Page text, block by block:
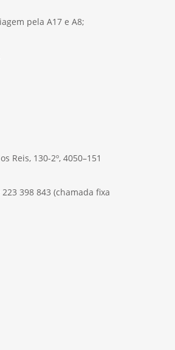
pela A17 e A8;
Reis, 130-2º, 4050–151
398 843 (chamada fixa